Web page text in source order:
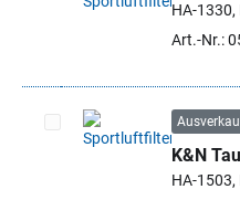
Artikel auswählen
HA-
Art.-Nr.:
Artikel auswählen
K&N
HA-